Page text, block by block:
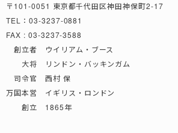
〒101-0051 東京都千代田区神田神保町2-17
TEL：03-3237-0881
FAX : 03-3237-3588
創立者 ウイリアム・ブース
大将 リンドン・バッキンガム
司令官 西村 保
万国本営 イギリス・ロンドン
創立 1865年